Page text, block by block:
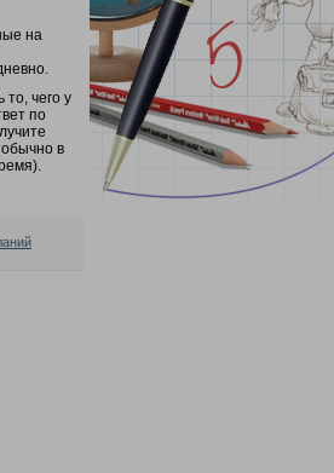
на
то, чего у
по
в